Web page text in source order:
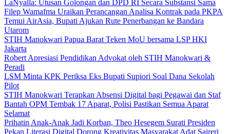
LaNyalla: Utusan Golongan dan DPD RI Secara Substansi Sama
Filep Wamafma Uraikan Perancangan Analisa Kontrak pada PKPA
Temui AirAsia, Bupati Ajukan Rute Penerbangan ke Bandara
Utarom
STIH Manokwari Papua Barat Teken MoU bersama LSP HKI
Jakarta
Robert Apresiasi Pendidikan Advokat oleh STIH Manokwari &
Peradi
LSM Minta KPK Periksa Eks Bupati Supiori Soal Dana Sekolah
Pilot
STIH Manokwari Terapkan Absensi Digital bagi Pegawai dan Staf
Bantah OPM Tembak 17 Aparat, Polisi Pastikan Semua Aparat
Selamat
Prihatin Anak-Anak Jadi Korban, Theo Hesegem Surati Presiden
Pekan Literasi Digital Dorong Kreativitas Masyarakat Adat Saireri